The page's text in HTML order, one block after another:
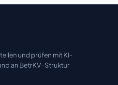
und prüfen mit KI-
an BetrKV-Struktur